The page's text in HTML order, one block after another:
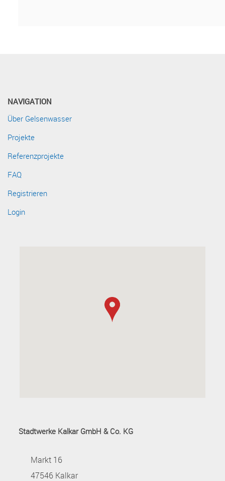
NAVIGATION
Über Gelsenwasser
Projekte
Referenzprojekte
FAQ
Registrieren
Login
Stadtwerke Kalkar GmbH & Co. KG
Markt 16
47546 Kalkar